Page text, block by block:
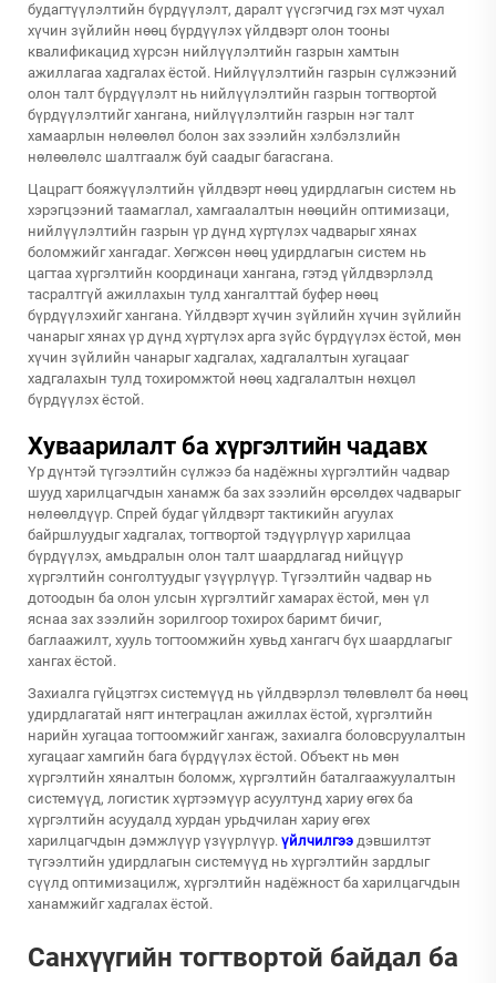
будагтүүлэлтийн бүрдүүлэлт, даралт үүсгэгчид гэх мэт чухал
хүчин зүйлийн нөөц бүрдүүлэх үйлдвэрт олон тооны
квалификацид хүрсэн нийлүүлэлтийн газрын хамтын
ажиллагаа хадгалах ёстой. Нийлүүлэлтийн газрын сүлжээний
олон талт бүрдүүлэлт нь нийлүүлэлтийн газрын тогтвортой
бүрдүүлэлтийг хангана, нийлүүлэлтийн газрын нэг талт
хамаарлын нөлөөлөл болон зах зээлийн хэлбэлзлийн
нөлөөлөлс шалтгаалж буй саадыг багасгана.
Цацрагт бояжүүлэлтийн үйлдвэрт нөөц удирдлагын систем нь
хэрэгцээний таамаглал, хамгаалалтын нөөцийн оптимизаци,
нийлүүлэлтийн газрын үр дүнд хүртүлэх чадварыг хянах
боломжийг хангадаг. Хөгжсөн нөөц удирдлагын систем нь
цагтаа хүргэлтийн координаци хангана, гэтэд үйлдвэрлэлд
тасралтгүй ажиллахын тулд хангалттай буфер нөөц
бүрдүүлэхийг хангана. Үйлдвэрт хүчин зүйлийн хүчин зүйлийн
чанарыг хянах үр дүнд хүртүлэх арга зүйс бүрдүүлэх ёстой, мөн
хүчин зүйлийн чанарыг хадгалах, хадгалалтын хугацааг
хадгалахын тулд тохиромжтой нөөц хадгалалтын нөхцөл
бүрдүүлэх ёстой.
Хуваарилалт ба хүргэлтийн чадавх
Үр дүнтэй түгээлтийн сүлжээ ба надёжны хүргэлтийн чадвар
шууд харилцагчдын ханамж ба зах зээлийн өрсөлдөх чадварыг
нөлөөлдүүр. Спрей будаг үйлдвэрт тактикийн агуулах
байршлуудыг хадгалах, тогтвортой тэдүүрлүүр харилцаа
бүрдүүлэх, амьдралын олон талт шаардлагад нийцүүр
хүргэлтийн сонголтуудыг үзүүрлүүр. Түгээлтийн чадвар нь
дотоодын ба олон улсын хүргэлтийг хамарах ёстой, мөн үл
яснаа зах зээлийн зорилгоор тохирох баримт бичиг,
баглаажилт, хууль тогтоомжийн хувьд хангагч бүх шаардлагыг
хангах ёстой.
Захиалга гүйцэтгэх системүүд нь үйлдвэрлэл төлөвлөлт ба нөөц
удирдлагатай нягт интеграцлан ажиллах ёстой, хүргэлтийн
нарийн хугацаа тогтоомжийг хангаж, захиалга боловсруулалтын
хугацааг хамгийн бага бүрдүүлэх ёстой. Объект нь мөн
хүргэлтийн хяналтын боломж, хүргэлтийн баталгаажуулалтын
системүүд, логистик хүртээмүүр асуултунд хариу өгөх ба
хүргэлтийн асуудалд хурдан урьдчилан хариу өгөх
харилцагчдын дэмжлүүр үзүүрлүүр. үйлчилгээ дэвшилтэт
түгээлтийн удирдлагын системүүд нь хүргэлтийн зардлыг
сүүлд оптимизацилж, хүргэлтийн надёжност ба харилцагчдын
ханамжийг хадгалах ёстой.
Санхүүгийн тогтвортой байдал ба